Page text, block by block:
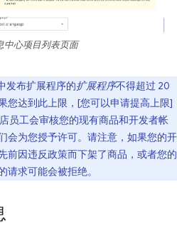
中心项目列表页面
发布扩展程序的扩展程序不得超过 20
您达到此上限，[您可以申请提高上限]
员工会审核您的现有商品和开发者帐
会为您授予许可。请注意，如果您的开
前因违反政策而下架了商品，或者您的
求可能会被拒绝。